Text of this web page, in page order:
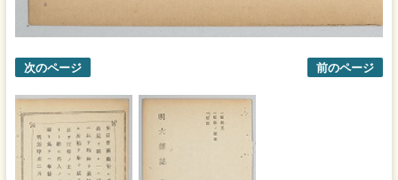
次のページ 前のページ